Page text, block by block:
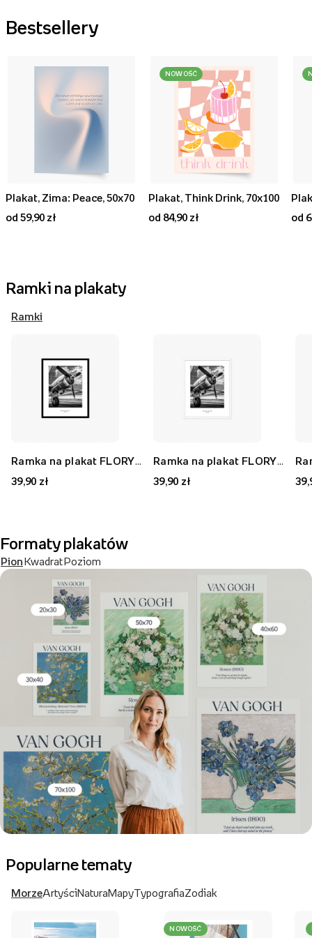
Bestsellery
Plakat, Zima: Peace, 50x70
od 59,90 zł
NOWOŚĆ
Plakat, Think Drink, 70x100
od 84,90 zł
od
Ramki na plakaty
Ramki
39,90 zł
39,90 zł
Formaty plakatów
PionKwadratPoziom
Popularne tematy
MorzeArtyściNaturaMapyTypografiaZodiak
NOWOŚĆ